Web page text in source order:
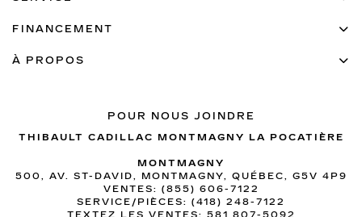
POUR NOUS JOINDRE
THIBAULT CADILLAC MONTMAGNY LA POCATIÈRE
MONTMAGNY
500, AV. ST-DAVID, MONTMAGNY, QUÉBEC, G5V 4P9
VENTES: (855) 606-7122
SERVICE/PIÈCES: (418) 248-7122
TEXTEZ LES VENTES: 581 807-5092
FINANCEMENT
À PROPOS